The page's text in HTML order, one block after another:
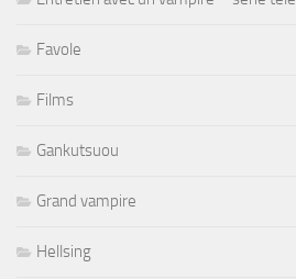
Favole
Films
Gankutsuou
Grand vampire
Hellsing